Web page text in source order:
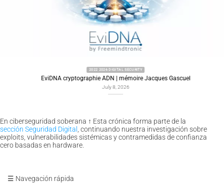
2022 2026 DIGITAL SECURITY
EviDNA cryptographie ADN | mémoire Jacques Gascuel
July 8, 2026
En ciberseguridad soberana ↑ Esta crónica forma parte de la
sección Seguridad Digital
, continuando nuestra investigación sobre
exploits, vulnerabilidades sistémicas y contramedidas de confianza
cero basadas en hardware.
☰ Navegación rápida